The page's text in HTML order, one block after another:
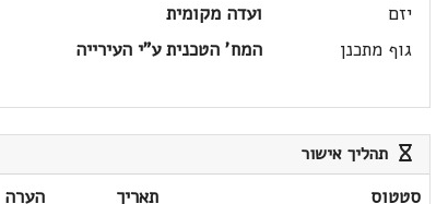
יזם
ועדה מקומית
גוף מתכנן
המח' הטכנית ע"י העירייה
תהליך אישור
סטטוס תאריך
הערה